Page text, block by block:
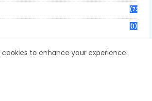
(73)
(1)
to enhance your experience.